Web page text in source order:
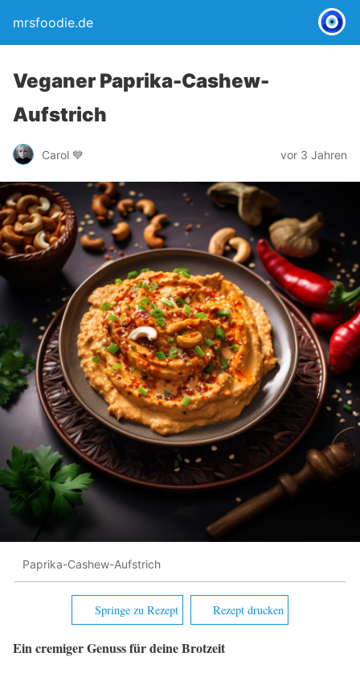
mrsfoodie.de
Veganer Paprika-Cashew-
Aufstrich
Carol 💙 vor 3 Jahren
Paprika-Cashew-Aufstrich
Springe zu Rezept Rezept drucken
Ein cremiger Genuss für deine Brotzeit